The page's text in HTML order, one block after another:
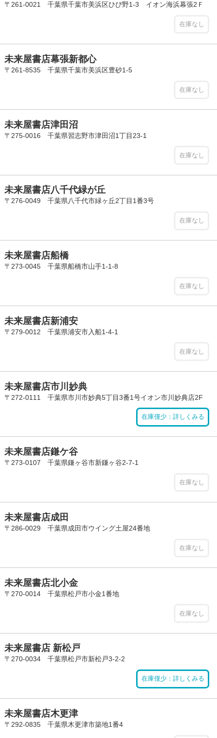
〒261-0021 千葉県千葉市美浜区ひび野1-3 イオン海浜幕張2Ｆ
在庫なし
未来屋書店幕張新都心
〒261-8535 千葉県千葉市美浜区豊砂1-5
在庫なし
未来屋書店津田沼
〒275-0016 千葉県習志野市津田沼1丁目23-1
在庫なし
未来屋書店八千代緑が丘
〒276-0049 千葉県八千代市緑ヶ丘2丁目1番3号
在庫なし
未来屋書店船橋
〒273-0045 千葉県船橋市山手1-1-8
在庫なし
未来屋書店新浦安
〒279-0012 千葉県浦安市入船1-4-1
在庫なし
未来屋書店市川妙典
〒272-0111 千葉県市川市妙典5丁目3番1号イオン市川妙典店2F
在庫僅少：詳しくみる
未来屋書店鎌ケ谷
〒273-0107 千葉県鎌ヶ谷市新鎌ヶ谷2-7-1
在庫なし
未来屋書店成田
〒286-0029 千葉県成田市ウイング土屋24番地
在庫なし
未来屋書店北小金
〒270-0014 千葉県松戸市小金1番地
在庫なし
未来屋書店 新松戸
〒270-0034 千葉県松戸市新松戸3-2-2
在庫僅少：詳しくみる
未来屋書店木更津
〒292-0835 千葉県木更津市築地1番4